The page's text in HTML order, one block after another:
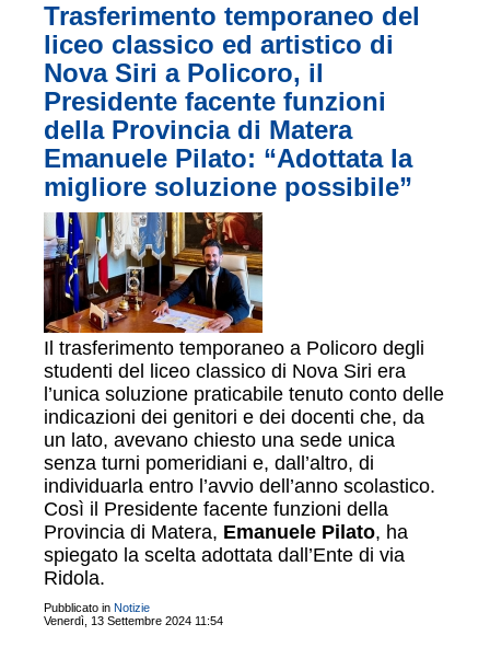
Trasferimento temporaneo del
liceo classico ed artistico di
Nova Siri a Policoro, il
Presidente facente funzioni
della Provincia di Matera
Emanuele Pilato: “Adottata la
migliore soluzione possibile”
Il trasferimento temporaneo a Policoro degli
studenti del liceo classico di Nova Siri era
l’unica soluzione praticabile tenuto conto delle
indicazioni dei genitori e dei docenti che, da
un lato, avevano chiesto una sede unica
senza turni pomeridiani e, dall’altro, di
individuarla entro l’avvio dell’anno scolastico.
Così il Presidente facente funzioni della
Provincia di Matera, Emanuele Pilato, ha
spiegato la scelta adottata dall’Ente di via
Ridola.
Pubblicato in Notizie
Venerdì, 13 Settembre 2024 11:54